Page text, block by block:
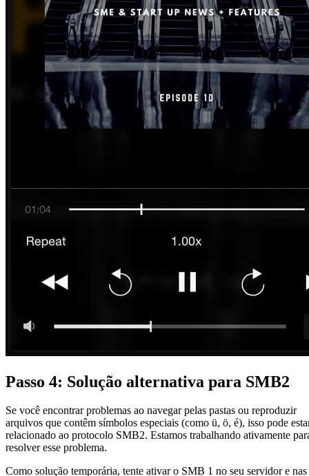
Passo 4: Solução alternativa para SMB2
Se você encontrar problemas ao navegar pelas pastas ou reproduzir
arquivos que contêm símbolos especiais (como ü, ö, é), isso pode
relacionado ao protocolo SMB2. Estamos trabalhando ativamente
resolver esse problema.
Como solução temporária, tente ativar o SMB 1 no seu servidor e nas